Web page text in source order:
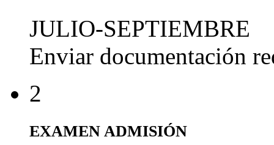
JULIO-SEPTIEMBRE
Enviar documentación
2
EXAMEN ADMISIÓN